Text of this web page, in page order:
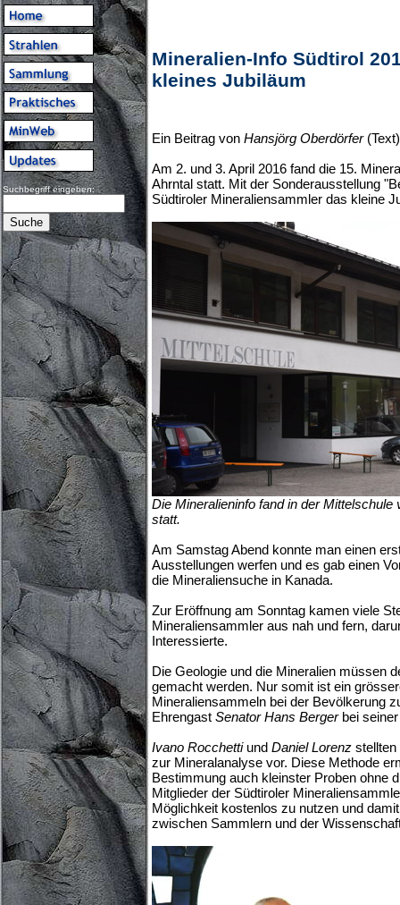
Suchbegriff eingeben:
Mineralien-Info Südtirol
kleines Jubiläum
Ein Beitrag von Hansjörg Oberdörfer
Am 2. und 3. April 2016 fand die 15.
Ahrntal statt. Mit der Sonderausstellung
Südtiroler Mineraliensammler das kleine
Die Mineralieninfo fand in der Mittelschule
statt.
Am Samstag Abend konnte man einen
Ausstellungen werfen und es gab einen
die Mineraliensuche in Kanada.
Zur Eröffnung am Sonntag kamen viele
Mineraliensammler aus nah und fern,
Interessierte.
Die Geologie und die Mineralien müssen
gemacht werden. Nur somit ist ein
Mineraliensammeln bei der Bevölkerung
Ehrengast Senator Hans Bergerbei
Ivano Rocchettiund Daniel Lorenz
zur Mineralanalyse vor. Diese Methode
Bestimmung auch kleinster Proben ohne
Mitglieder der Südtiroler
Möglichkeit kostenlos zu nutzen und
zwischen Sammlern und der